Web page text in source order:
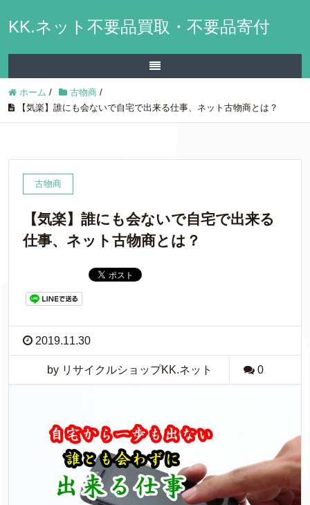
KK.ネット不要品買取・不要品寄付
ホーム / 古物商 /
【気楽】誰にも会ないで自宅で出来る仕事、ネット古物商とは？
古物商
【気楽】誰にも会ないで自宅で出来る
仕事、ネット古物商とは？
2019.11.30
by リサイクルショップKK.ネット 0